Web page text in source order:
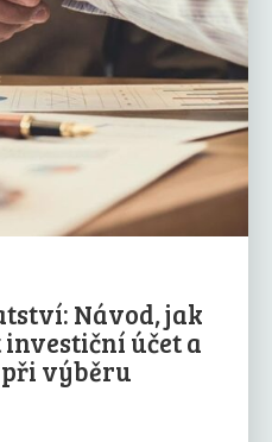
Návod, jak
účet a
při výběru